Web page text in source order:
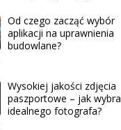
Od czego zacząć wybór
aplikacji na uprawnienia
budowlane?
Wysokiej jakości zdjęcia
paszportowe – jak
idealnego fotografa?